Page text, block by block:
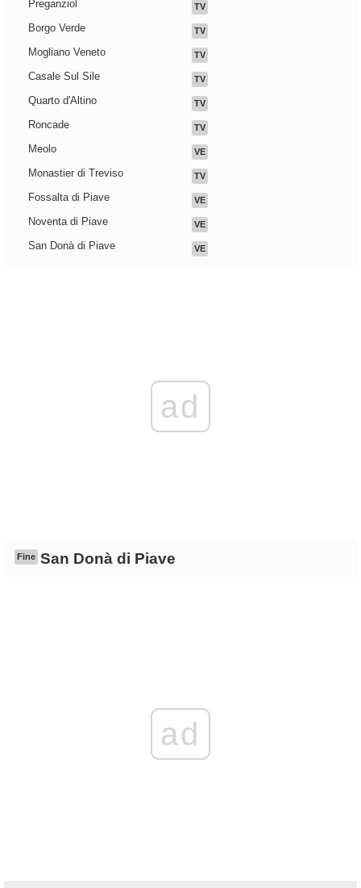
Preganziol TV
Borgo Verde TV
Mogliano Veneto TV
Casale Sul Sile TV
Quarto d'Altino TV
Roncade TV
Meolo VE
Monastier di Treviso TV
Fossalta di Piave VE
Noventa di Piave VE
San Donà di Piave VE
ad
Fine San Donà di Piave
ad